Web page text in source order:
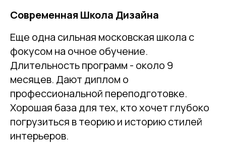
Современная Школа Дизайна
Еще одна сильная московская школа с
фокусом на очное обучение.
Длительность программ - около 9
месяцев. Дают диплом о
профессиональной переподготовке.
Хорошая база для тех, кто хочет глубоко
погрузиться в теорию и историю стилей
интерьеров.